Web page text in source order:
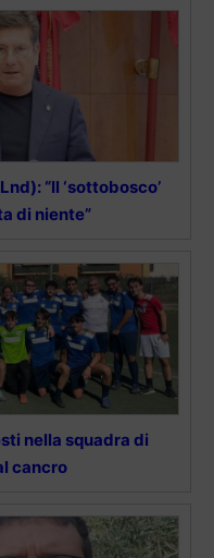
“Il ‘sottobosco’
di niente”
nella squadra di
cancro